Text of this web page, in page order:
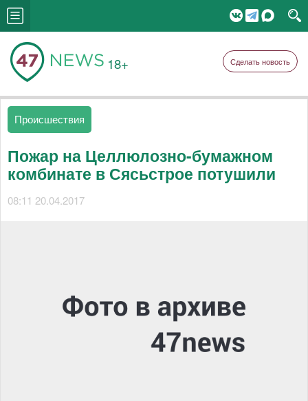
18+ Сделать новость
Происшествия
Пожар на Целлюлозно-бумажном
комбинате в Сясьстрое потушили
08:11 20.04.2017